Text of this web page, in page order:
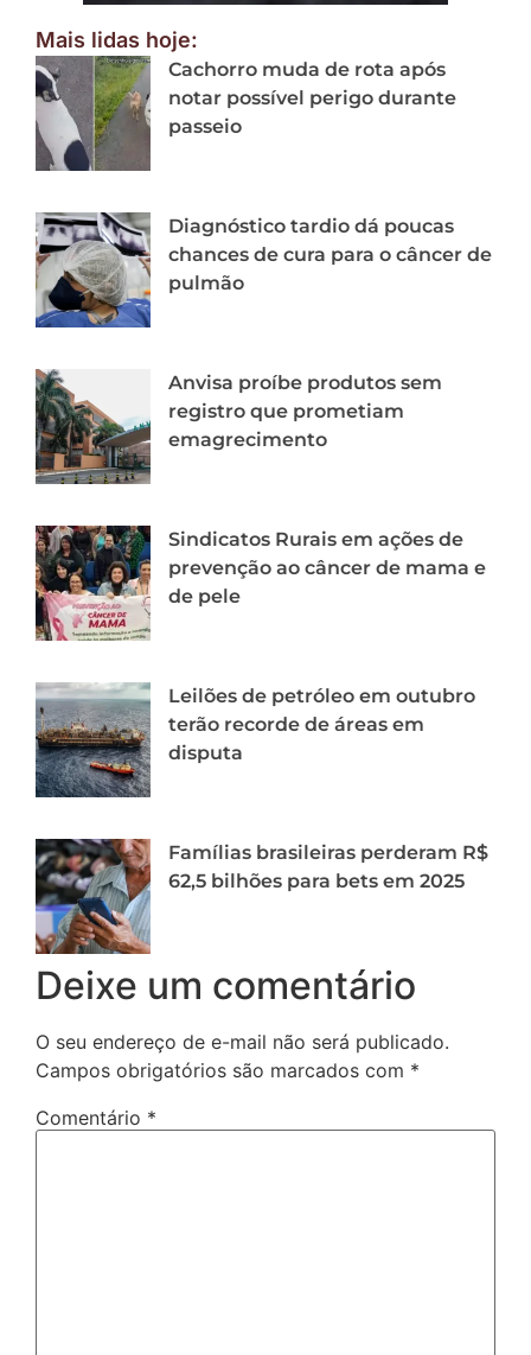
Mais lidas hoje:
Cachorro muda de rota após
notar possível perigo durante
passeio
Diagnóstico tardio dá poucas
chances de cura para o câncer de
pulmão
Anvisa proíbe produtos sem
registro que prometiam
emagrecimento
Sindicatos Rurais em ações de
prevenção ao câncer de mama e
de pele
Leilões de petróleo em outubro
terão recorde de áreas em
disputa
Famílias brasileiras perderam R$
62,5 bilhões para bets em 2025
Deixe um comentário
O seu endereço de e-mail não será publicado.
Campos obrigatórios são marcados com *
Comentário *